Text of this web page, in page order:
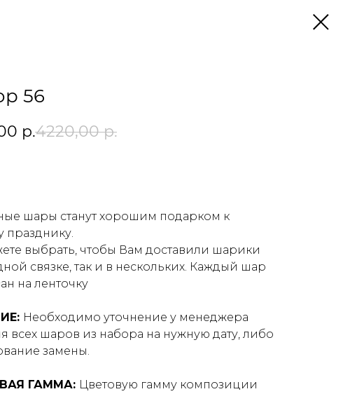
56
р.4220,00 р.
шары станут хорошим подарком к
празднику.
выбрать, чтобы Вам доставили шарики
связке, так и в нескольких. Каждый шар
на ленточку
Необходимо уточнение у менеджера
всех шаров из набора на нужную дату, либо
замены.
ГАММА: Цветовую гамму композиции